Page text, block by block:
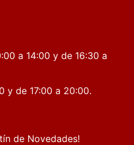
a 14:00 y de 16:30 a
y de 17:00 a 20:00.
de Novedades!